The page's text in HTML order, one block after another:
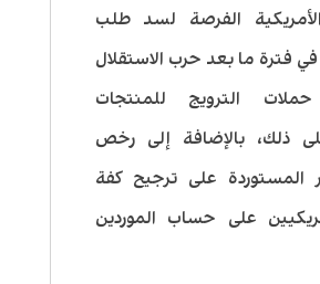
الفرصة لسد طلب
فترة ما بعد حرب الاستقلال
الترويج للمنتجات
ذلك، بالإضافة إلى رخص
المستوردة على ترجيح كفة
على حساب الموردين